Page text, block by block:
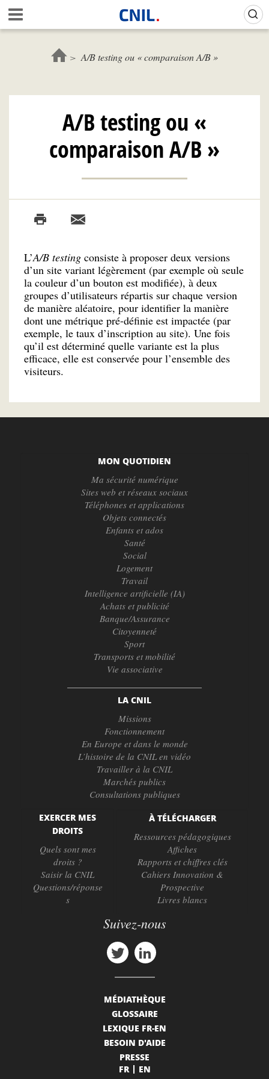
Aller
au
contenu
c
u
l
C
N
I
L
A/B testing ou « comparaison A/B »
A/B testing ou «
comparaison A/B »
L’A/B testing consiste à proposer deux versions
d’un site variant légèrement (par exemple où seule
la couleur d’un bouton est modifiée), à deux
groupes d’utilisateurs répartis sur chaque version
de manière aléatoire, pour identifier la manière
dont une métrique pré-définie est impactée (par
exemple, le taux d’inscription au site). Une fois
qu’il est déterminé quelle variante est la plus
efficace, elle est conservée pour l’ensemble des
visiteurs.
MON QUOTIDIEN
Ma sécurité numérique
Sites web et réseaux sociaux
Téléphones et applications
Objets connectés
Enfants et ados
Santé
Social
Logement
Travail
Intelligence artificielle (IA)
Achats et publicité
Banque/Assurance
Citoyenneté
Sport
Transports et mobilité
Vie associative
LA CNIL
Missions
Fonctionnement
En Europe et dans le monde
L’histoire de la CNIL en vidéo
Travailler à la CNIL
Marchés publics
Consultations publiques
EXERCER MES
DROITS
Quels sont mes
droits ?
Saisir la CNIL
Questions/réponse
s
À TÉLÉCHARGER
Ressources pédagogiques
Affiches
Rapports et chiffres clés
Cahiers Innovation &
Prospective
Livres blancs
Suivez-nous
MÉDIATHÈQUE
GLOSSAIRE
LEXIQUE FR-EN
BESOIN D'AIDE
PRESSE
FR
EN
Gestion de vos préférences sur les cookies (témoins de connexion)